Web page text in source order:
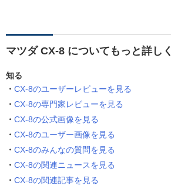
マツダ CX-8 についてもっと詳しく
知る
CX-8のユーザーレビューを見る
CX-8の専門家レビューを見る
CX-8の公式画像を見る
CX-8のユーザー画像を見る
CX-8のみんなの質問を見る
CX-8の関連ニュースを見る
CX-8の関連記事を見る